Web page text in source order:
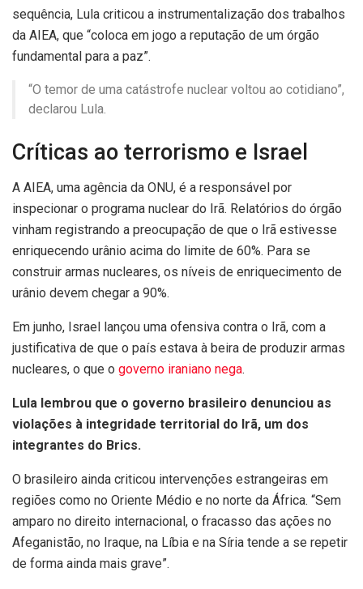
sequência, Lula criticou a instrumentalização dos trabalhos
da AIEA, que “coloca em jogo a reputação de um órgão
fundamental para a paz”.
“O temor de uma catástrofe nuclear voltou ao cotidiano”,
declarou Lula.
Críticas ao terrorismo e Israel
A AIEA, uma agência da ONU, é a responsável por
inspecionar o programa nuclear do Irã. Relatórios do órgão
vinham registrando a preocupação de que o Irã estivesse
enriquecendo urânio acima do limite de 60%. Para se
construir armas nucleares, os níveis de enriquecimento de
urânio devem chegar a 90%.
Em junho, Israel lançou uma ofensiva contra o Irã, com a
justificativa de que o país estava à beira de produzir armas
nucleares, o que o governo iraniano nega.
Lula lembrou que o governo brasileiro denunciou as
violações à integridade territorial do Irã, um dos
integrantes do Brics.
O brasileiro ainda criticou intervenções estrangeiras em
regiões como no Oriente Médio e no norte da África. “Sem
amparo no direito internacional, o fracasso das ações no
Afeganistão, no Iraque, na Líbia e na Síria tende a se repetir
de forma ainda mais grave”.